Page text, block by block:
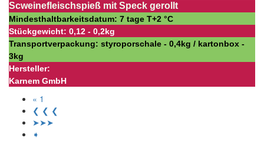
Scweinefleischspieß mit Speck gerollt
Mindesthaltbarkeitsdatum: 7 tage Т+2 °С
Stückgewicht: 0,12 - 0,2kg
Transportverpackung: styroporschale - 0,4kg / kartonbox -
3kg
Hersteller:
Karnem GmbH
« 1
❮ ❮ ❮
➤➤➤
➧